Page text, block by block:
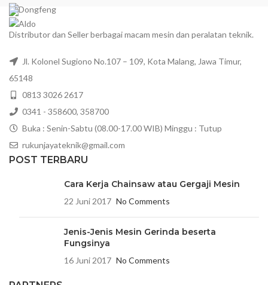
Distributor dan Seller berbagai macam mesin dan peralatan teknik.
Jl. Kolonel Sugiono No.107 – 109, Kota Malang, Jawa Timur,
65148
0813 3026 2617
0341 - 358600, 358700
Buka : Senin-Sabtu (08.00-17.00 WIB) Minggu : Tutup
rukunjayateknik@gmail.com
POST TERBARU
Cara Kerja Chainsaw atau Gergaji Mesin
22 Juni 2017 No Comments
Jenis-Jenis Mesin Gerinda beserta
Fungsinya
16 Juni 2017 No Comments